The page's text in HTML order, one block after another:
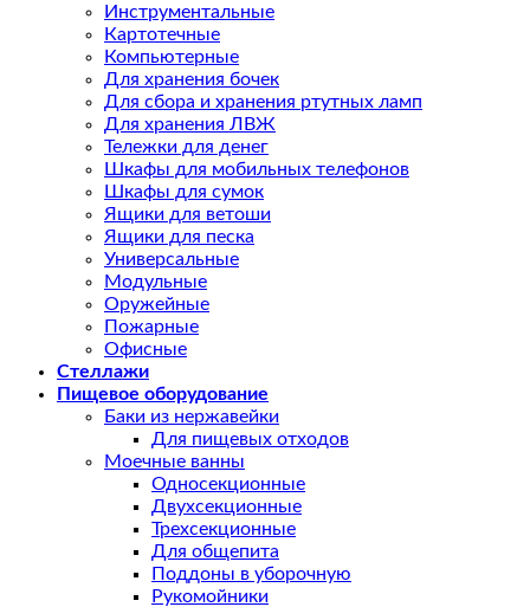
Инструментальные
Картотечные
Компьютерные
Для хранения бочек
Для сбора и хранения ртутных ламп
Для хранения ЛВЖ
Тележки для денег
Шкафы для мобильных телефонов
Шкафы для сумок
Ящики для ветоши
Ящики для песка
Универсальные
Модульные
Оружейные
Пожарные
Офисные
Стеллажи
Пищевое оборудование
Баки из нержавейки
Для пищевых отходов
Моечные ванны
Односекционные
Двухсекционные
Трехсекционные
Для общепита
Поддоны в уборочную
Рукомойники